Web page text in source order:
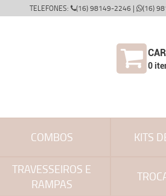
TELEFONES: (16) 98149-2246 | (16)
0
COMBOS KITS
TRAVESSEIROS E
RAMPAS